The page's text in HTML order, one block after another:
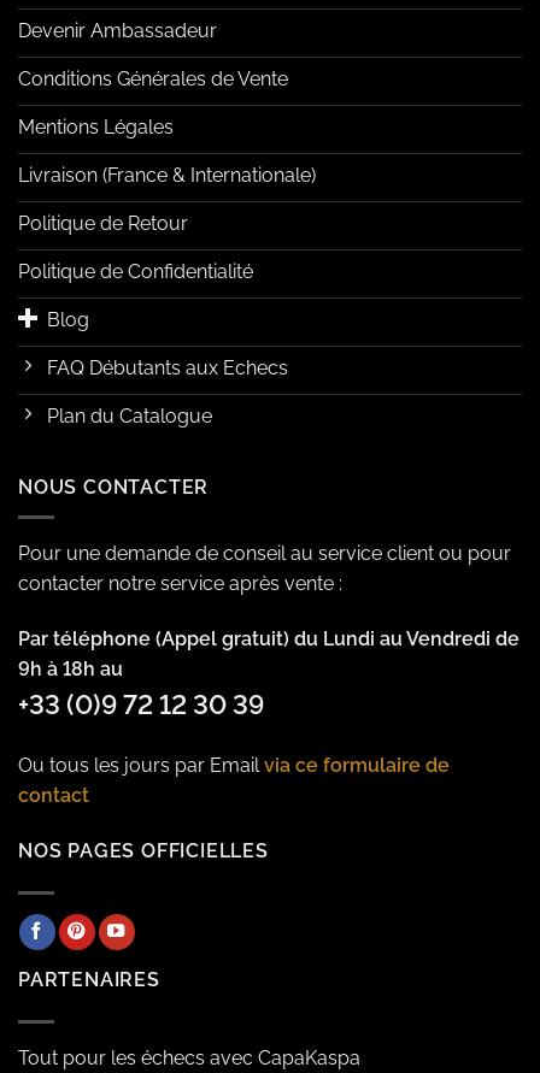
Devenir Ambassadeur
Conditions Générales de Vente
Mentions Légales
Livraison (France & Internationale)
Politique de Retour
Politique de Confidentialité
Blog
FAQ Débutants aux Echecs
Plan du Catalogue
NOUS CONTACTER
Pour une demande de conseil au service client ou pour
contacter notre service après vente :
Par téléphone (Appel gratuit) du Lundi au Vendredi de
9h à 18h au
+33 (0)9 72 12 30 39
Ou tous les jours par Emailvia ce formulaire de
contact
NOS PAGES OFFICIELLES
PARTENAIRES
Tout pour les échecs avec CapaKaspa